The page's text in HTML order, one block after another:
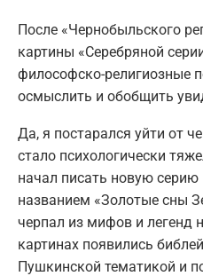
После «Чернобыльского
картины «Серебряной
философско-религиозные
осмыслить и обобщить
Да, я постарался уйти от
стало психологически
начал писать новую
названием «Золотые сны
черпал из мифов и легенд
картинах появились
Пушкинской тематикой и